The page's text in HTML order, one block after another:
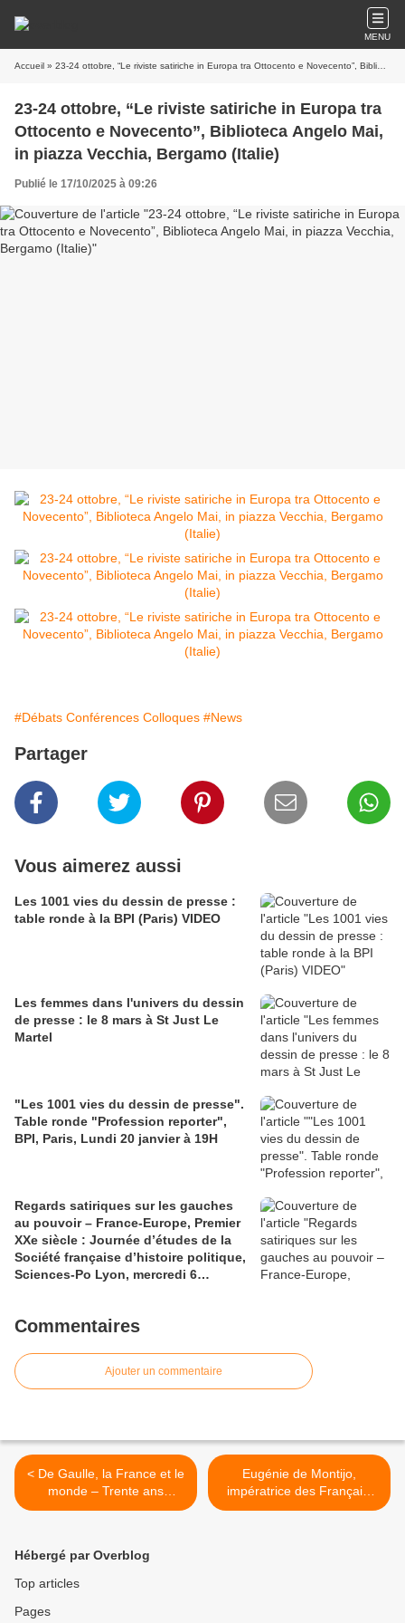
MENU
Accueil » 23-24 ottobre, “Le riviste satiriche in Europa tra Ottocento e Novecento”, Biblioteca Angelo Mai, in piazza Vecchia, Bergamo (Italie)
23-24 ottobre, “Le riviste satiriche in Europa tra
Ottocento e Novecento”, Biblioteca Angelo Mai,
in piazza Vecchia, Bergamo (Italie)
Publié le 17/10/2025 à 09:26
#Débats Conférences Colloques #News
Partager
Vous aimerez aussi
Les 1001 vies du dessin de presse :
table ronde à la BPI (Paris) VIDEO
Les femmes dans l'univers du dessin
de presse : le 8 mars à St Just Le
Martel
"Les 1001 vies du dessin de presse".
Table ronde "Profession reporter",
BPI, Paris, Lundi 20 janvier à 19H
Regards satiriques sur les gauches
au pouvoir – France-Europe, Premier
XXe siècle : Journée d’études de la
Société française d’histoire politique,
Sciences-Po Lyon, mercredi 6
Commentaires
Ajouter un commentaire
< De Gaulle, la France et le
monde – Trente ans
d’histoire par la caricature,
Eugénie de Montijo,
impératrice des Français,
vue par la caricature >
Hébergé par Overblog
Top articles
Pages